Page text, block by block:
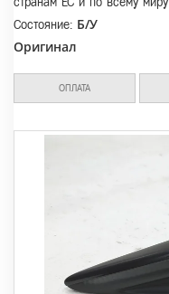
Состояние: Б/У
Оригинал
ОПЛАТА